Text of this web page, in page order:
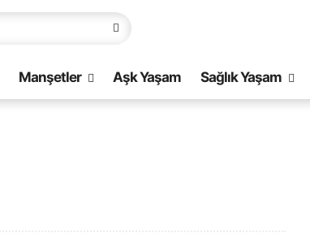
Manşetler Aşk Yaşam Sağlık Yaşam